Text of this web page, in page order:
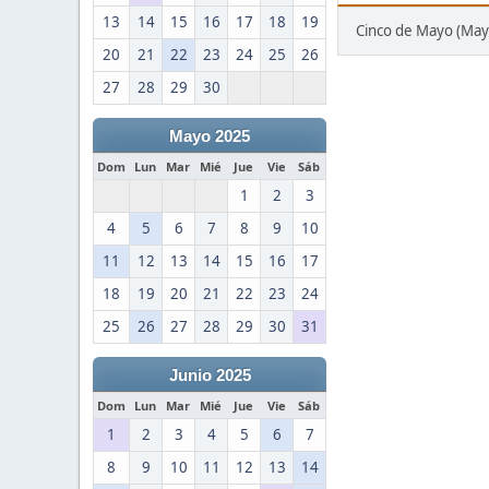
13 14 15 16 17 18
19
20
21 22 23 24 25
26
27
28 29 30
Mayo 2025
Dom Lun Mar Mié Jue Vie Sáb
1 2
3
4
5 6 7 8 9
10
11
12 13 14 15 16
17
18
19 20 21 22 23
24
25
26 27 28 29 30 31
Junio 2025
Dom Lun Mar Mié Jue Vie Sáb
1 2 3 4 5 6
7
8
9 10 11 12 13 14
Cinco de Mayo